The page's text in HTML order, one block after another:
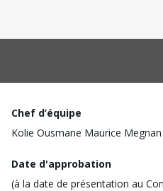
Chef d’équipe
Kolie Ousmane Maurice Megnan
Date d'approbation
(à la date de présentation au